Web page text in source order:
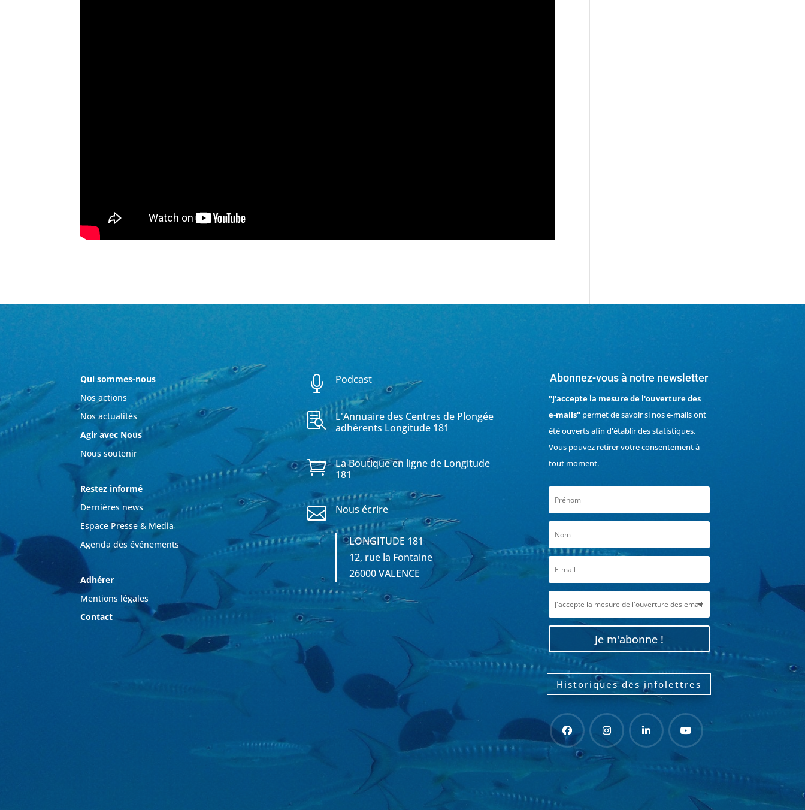
Qui sommes-nous
Nos actions
Nos actualités
Agir avec Nous
Nous soutenir
Restez informé
Dernières news
Espace Presse & Media
Agenda des événements
Adhérer
Mentions légales
Contact
 Podcast

L'Annuaire des Centres de Plongée
adhérents Longitude 181

La Boutique en ligne de Longitude
181
 Nous écrire
LONGITUDE 181
12, rue la Fontaine
26000 VALENCE
Abonnez-vous à notre newsletter
"J'accepte la mesure de l'ouverture des
e-mails"permet de savoir si nos e-mails ont
été ouverts afin d'établir des statistiques.
Vous pouvez retirer votre consentement à
tout moment.
Je m'abonne !
Historiques des infolettres